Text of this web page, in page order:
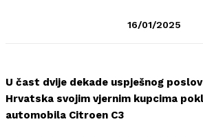
16/01/2025
U čast dvije dekade uspješnog
Hrvatska svojim vjernim kupcima
automobila Citroen C3